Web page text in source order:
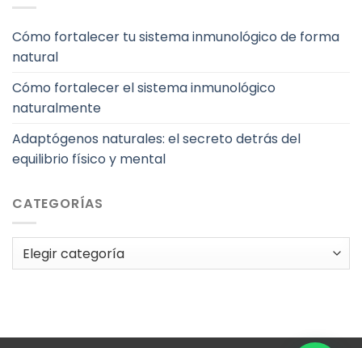
Cómo fortalecer tu sistema inmunológico de forma
natural
Cómo fortalecer el sistema inmunológico
naturalmente
Adaptógenos naturales: el secreto detrás del
equilibrio físico y mental
CATEGORÍAS
Categorías